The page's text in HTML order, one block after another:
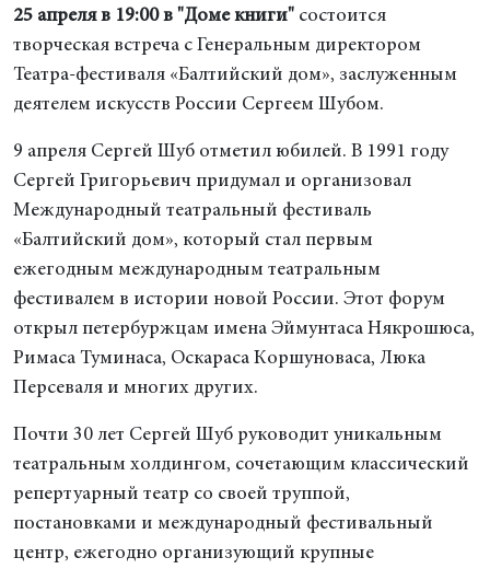
25 апреля в 19:00 в "Доме книги" состоится
творческая встреча с Генеральным директором
Театра-фестиваля «Балтийский дом», заслуженным
деятелем искусств России Сергеем Шубом.
9 апреля Сергей Шуб отметил юбилей. В 1991 году
Сергей Григорьевич придумал и организовал
Международный театральный фестиваль
«Балтийский дом», который стал первым
ежегодным международным театральным
фестивалем в истории новой России. Этот форум
открыл петербуржцам имена Эймунтаса Някрошюса,
Римаса Туминаса, Оскараса Коршуноваса, Люка
Персеваля и многих других.
Почти 30 лет Сергей Шуб руководит уникальным
театральным холдингом, сочетающим классический
репертуарный театр со своей труппой,
постановками и международный фестивальный
центр, ежегодно организующий крупные